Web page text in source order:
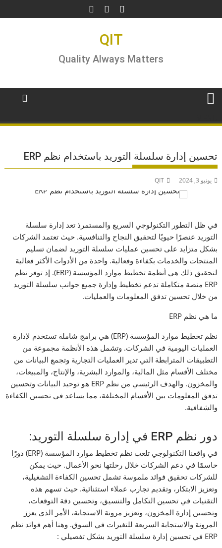
to
QIT
Quality Always Matters
تحسين إدارة سلسلة التوريد باستخدام نظم ERP
يونيو 3, 2024 QIT
في ظل التطور التكنولوجي السريع والمستمرذ تعد إدارة سلسلة
التوريد عنصرًا حيويًا لتحقيق النجاح والتنافسية. حيث تعتمد الشركات
بشكل متزايد على تحسين عمليات سلسلة التوريد لضمان تسليم
المنتجات والخدمات بكفاءة وفعالية. واحدة من الأدوات الأكثر فعالية
لتحقيق ذلك هي أنظمة تخطيط موارد المؤسسة (ERP). إذ توفر نظم
ERP منصة متكاملة تدعم تخطيط وإدارة جميع جوانب سلسلة التوريد
من خلال تحسين تدفق المعلومات والعمليات.
ما هي نظم ERP
نظم تخطيط موارد المؤسسة (ERP) هي برامج شاملة تستخدم لإدارة
العمليات اليومية في الشركات. وتشمل هذه الأنظمة مجموعة من
التطبيقات المترابطة التي تدير العمليات التجارية وتجمع البيانات من
مختلف الأقسام مثل المالية، والموارد البشرية، والإنتاج، والمبيعات،
والمخزون. والهدف الرئيسي من نظم ERP هو توحيد البيانات وتحسين
تدفق المعلومات بين الأقسام المختلفة، مما يساعد في تحسين الكفاءة
والشفافية.
دور نظم ERP في إدارة سلسلة التوريد:
في واقعنا التكنولوجي تلعب نظم تخطيط موارد المؤسسة (ERP) دورًا
حاسمًا في دعم الشركات خلال رحلتها نحو الأعمال. حيث يمكن
للشركات تحقيق فوائد ملموسة تشمل تحسين الكفاءة التشغيلية،
وتعزيز الابتكار، وتقديم تجارب عملاء استثنائية. حيث تسهم هذه
التقنيات في تحسين التكامل والتنسيق، وتحسين دقة التوقعات،
وتحسين إدارة المخزون، وتعزيز مرونة الاستجابة، الأمر الذي يعزز
المرونة والاستجابة السريعة للتغيرات في السوق. وهنا أهم فوائد نظم
ERP في تحسين إدارة سلسلة التوريد بشكل تفصيلي :